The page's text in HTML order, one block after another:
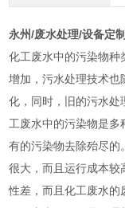
永州/废水处理/设备定制
化工废水中的污染物种
增加，污水处理技术也
化，同时，旧的污水处
工废水中的污染物是
有的污染物去除殆尽的
很大，而且运行成本较
性差，而且化工废水的